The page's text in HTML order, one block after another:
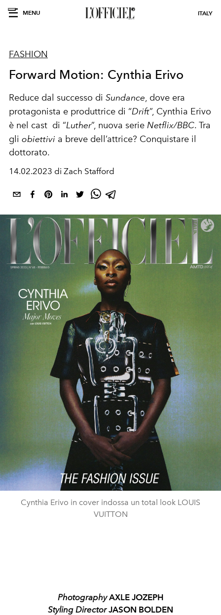
MENU ITALY
FASHION
Forward Motion: Cynthia Erivo
Reduce dal successo di Sundance, dove era
protagonista e produttrice di “Drift”, Cynthia Erivo
è nel cast di “Luther”, nuova serie Netflix/BBC. Tra
gli obiettivi a breve dell ’attrice? Conquistare il
dottorato.
14.02.2023 di Zach Stafford
Cynthia Erivo in cover indossa un total look LOUIS
VUITTON
PhotographyAXLE JOZEPH
Styling DirectorJASON BOLDEN